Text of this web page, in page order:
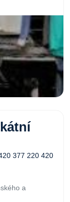
377 220 420
a